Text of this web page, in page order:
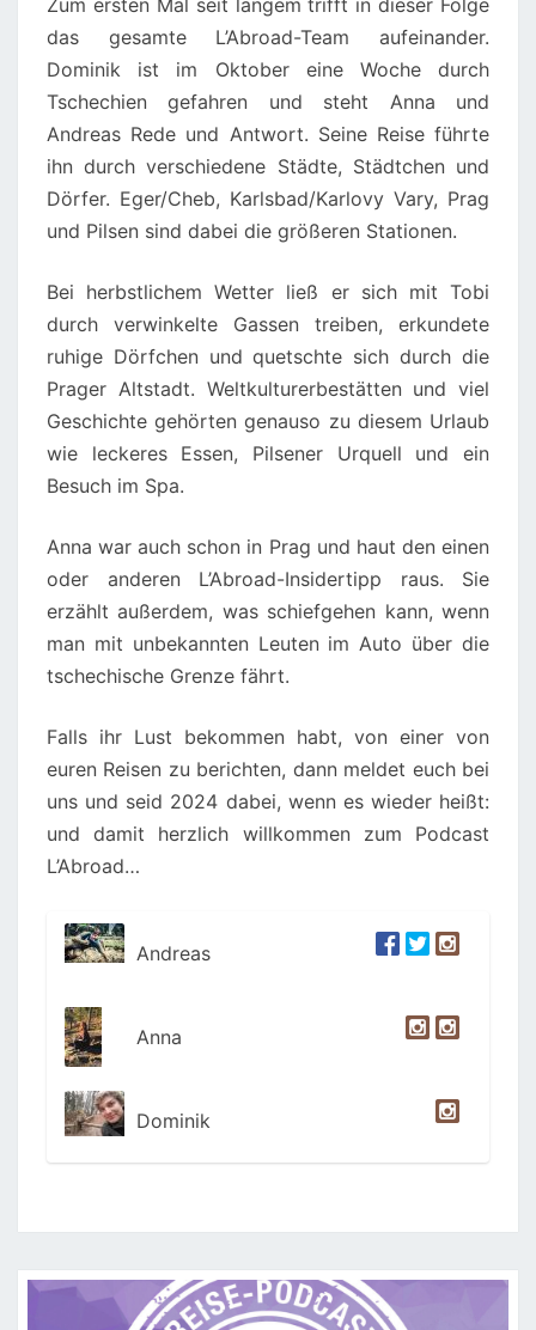
Zum ersten Mal seit langem trifft in dieser Folge
das gesamte L’Abroad-Team aufeinander.
Dominik ist im Oktober eine Woche durch
Tschechien gefahren und steht Anna und
Andreas Rede und Antwort. Seine Reise führte
ihn durch verschiedene Städte, Städtchen und
Dörfer. Eger/Cheb, Karlsbad/Karlovy Vary, Prag
und Pilsen sind dabei die größeren Stationen.
Bei herbstlichem Wetter ließ er sich mit Tobi
durch verwinkelte Gassen treiben, erkundete
ruhige Dörfchen und quetschte sich durch die
Prager Altstadt. Weltkulturerbestätten und viel
Geschichte gehörten genauso zu diesem Urlaub
wie leckeres Essen, Pilsener Urquell und ein
Besuch im Spa.
Anna war auch schon in Prag und haut den einen
oder anderen L’Abroad-Insidertipp raus. Sie
erzählt außerdem, was schiefgehen kann, wenn
man mit unbekannten Leuten im Auto über die
tschechische Grenze fährt.
Falls ihr Lust bekommen habt, von einer von
euren Reisen zu berichten, dann meldet euch bei
uns und seid 2024 dabei, wenn es wieder heißt:
und damit herzlich willkommen zum Podcast
L’Abroad…
Andreas
Anna
Dominik